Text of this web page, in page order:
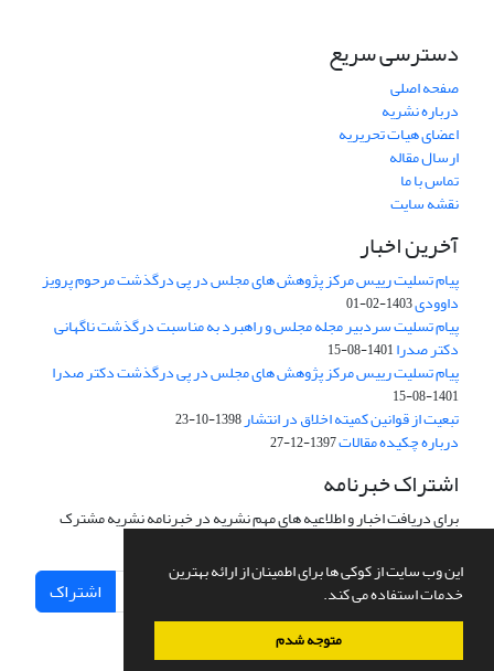
این وب سایت از کوکی ها برای اطمینان از ارائه بهترین
خدمات استفاده می کند.
متوجه شدم
دسترسی سریع
صفحه اصلی
درباره نشریه
اعضای هیات تحریریه
ارسال مقاله
تماس با ما
نقشه سایت
آخرین اخبار
پیام تسلیت رییس مرکز پژوهش های مجلس در پی درگذشت مرحوم پرویز
داوودی1403-02-01
پیام تسلیت سردبیر مجله مجلس و راهبرد به مناسبت درگذشت ناگهانی
دکتر صدرا1401-08-15
پیام تسلیت رییس مرکز پژوهش های مجلس در پی درگذشت دکتر صدرا
1401-08-15
تبعیت از قوانین کمیته اخلاق در انتشار1398-10-23
درباره چکیده مقالات1397-12-27
اشتراک خبرنامه
برای دریافت اخبار و اطلاعیه های مهم نشریه در خبرنامه نشریه مشترک
اشتراک